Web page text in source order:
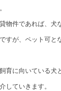
物件であれば、犬
すが、ペット可と
育に向いている犬
していきます。